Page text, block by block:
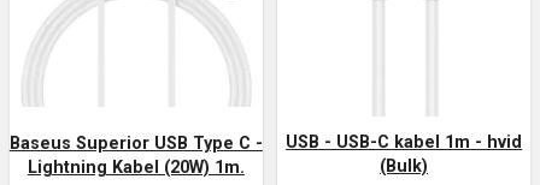
Baseus Superior USB Type C -
Lightning Kabel (20W) 1m.
USB - USB-C kabel 1m - hvid
(Bulk)